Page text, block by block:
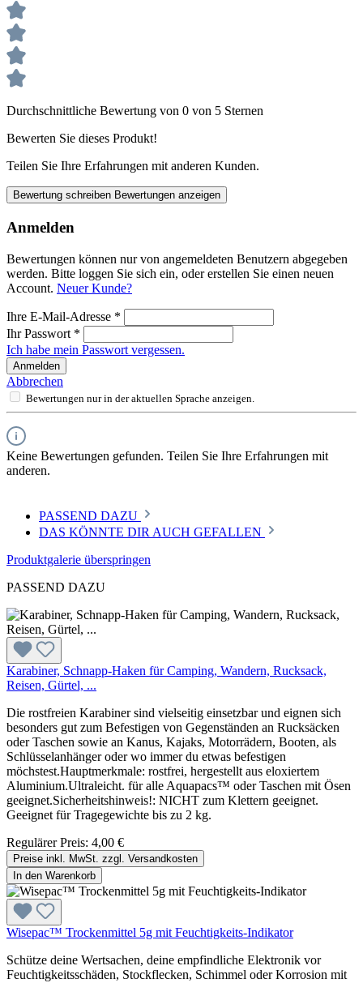
Durchschnittliche Bewertung von 0 von 5 Sternen
Bewerten Sie dieses Produkt!
Teilen Sie Ihre Erfahrungen mit anderen Kunden.
Bewertung schreiben Bewertungen anzeigen
Anmelden
Bewertungen können nur von angemeldeten Benutzern abgegeben
werden. Bitte loggen Sie sich ein, oder erstellen Sie einen neuen
Account. Neuer Kunde?
Ihre E-Mail-Adresse *
Ihr Passwort *
Ich habe mein Passwort vergessen.
Anmelden
Abbrechen
Bewertungen nur in der aktuellen Sprache anzeigen.
Keine Bewertungen gefunden. Teilen Sie Ihre Erfahrungen mit
anderen.
PASSEND DAZU
DAS KÖNNTE DIR AUCH GEFALLEN
Produktgalerie überspringen
PASSEND DAZU
Karabiner, Schnapp-Haken für Camping, Wandern, Rucksack,
Reisen, Gürtel, ...
Die rostfreien Karabiner sind vielseitig einsetzbar und eignen sich
besonders gut zum Befestigen von Gegenständen an Rucksäcken
oder Taschen sowie an Kanus, Kajaks, Motorrädern, Booten, als
Schlüsselanhänger oder wo immer du etwas befestigen
möchstest.Hauptmerkmale: rostfrei, hergestellt aus eloxiertem
Aluminium.Ultraleicht. für alle Aquapacs™ oder Taschen mit Ösen
geeignet.Sicherheitshinweis!: NICHT zum Klettern geeignet.
Geeignet für Tragegewichte bis zu 2 kg.
Regulärer Preis: 4,00 €
Preise inkl. MwSt. zzgl. Versandkosten
In den Warenkorb
Wisepac™ Trockenmittel 5g mit Feuchtigkeits-Indikator
Schütze deine Wertsachen, deine empfindliche Elektronik vor
Feuchtigkeitsschäden, Stockflecken, Schimmel oder Korrosion mit